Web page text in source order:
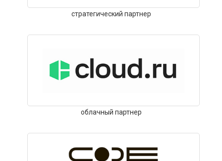
стратегический партнер
облачный партнер